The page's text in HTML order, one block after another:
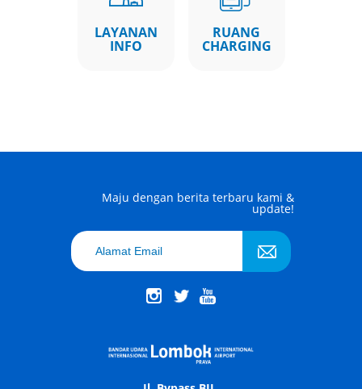
LAYANAN
INFO
RUANG
CHARGING
Maju dengan berita terbaru kami &
update!